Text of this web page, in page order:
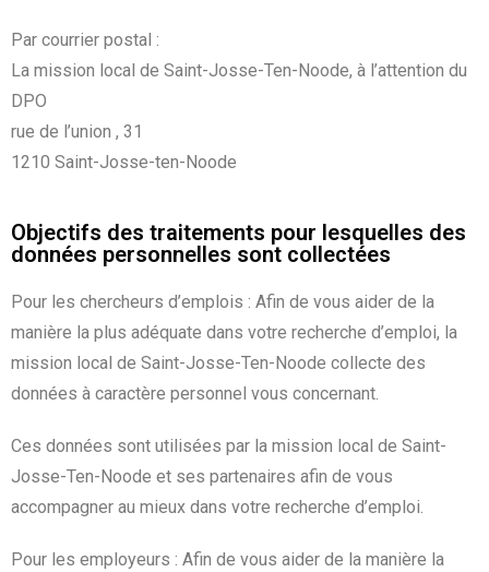
Par courrier postal :
La mission local de Saint-Josse-Ten-Noode, à l’attention du
DPO
rue de l’union , 31
1210 Saint-Josse-ten-Noode
Objectifs des traitements pour lesquelles des
données personnelles sont collectées
Pour les chercheurs d’emplois : Afin de vous aider de la
manière la plus adéquate dans votre recherche d’emploi, la
mission local de Saint-Josse-Ten-Noode collecte des
données à caractère personnel vous concernant.
Ces données sont utilisées par la mission local de Saint-
Josse-Ten-Noode et ses partenaires afin de vous
accompagner au mieux dans votre recherche d’emploi.
Pour les employeurs : Afin de vous aider de la manière la